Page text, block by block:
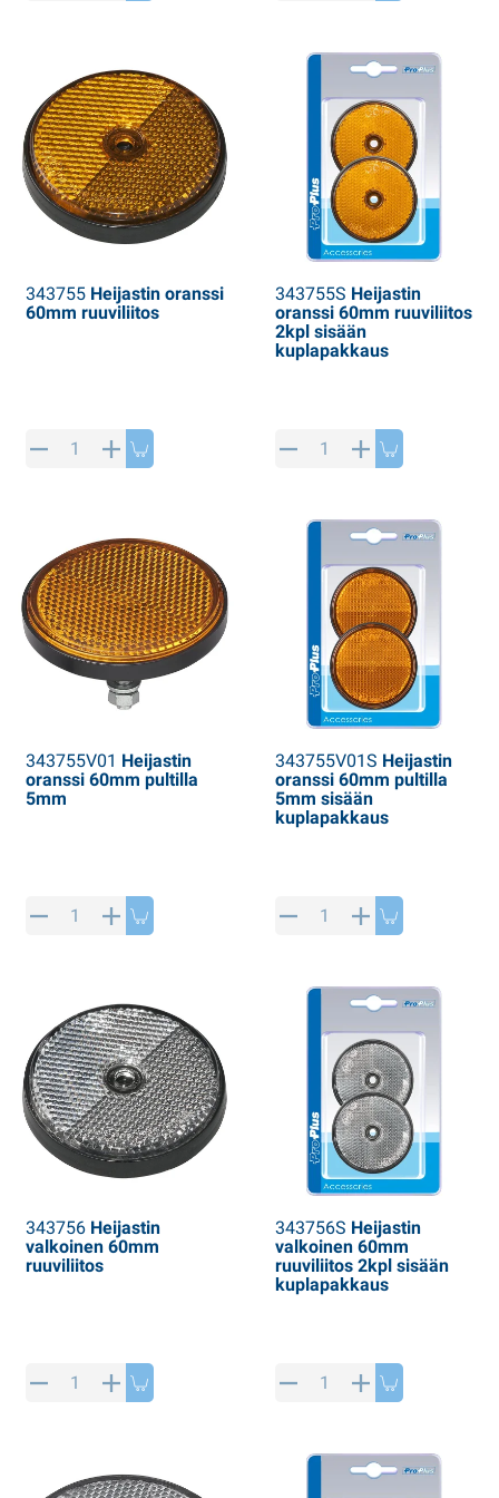
KO artikkeleita
343755Heijastin oranssi
60mm ruuviliitos
343755S Heijastin
oranssi 60mm ruuviliitos
2kpl sisään
kuplapakkaus
343755V01 Heijastin
oranssi 60mm pultilla
5mm
343755V01S Heijastin
oranssi 60mm pultilla
5mm sisään
kuplapakkaus
343756Heijastin
valkoinen 60mm
ruuviliitos
343756S Heijastin
valkoinen 60mm
ruuviliitos 2kpl sisään
kuplapakkaus